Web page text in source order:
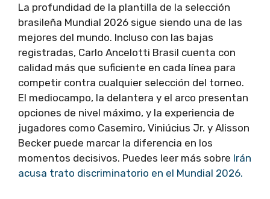
La profundidad de la plantilla de la selección
brasileña Mundial 2026 sigue siendo una de las
mejores del mundo. Incluso con las bajas
registradas, Carlo Ancelotti Brasil cuenta con
calidad más que suficiente en cada línea para
competir contra cualquier selección del torneo.
El mediocampo, la delantera y el arco presentan
opciones de nivel máximo, y la experiencia de
jugadores como Casemiro, Viniúcius Jr. y Alisson
Becker puede marcar la diferencia en los
momentos decisivos. Puedes leer más sobre Irán
acusa trato discriminatorio en el Mundial 2026.